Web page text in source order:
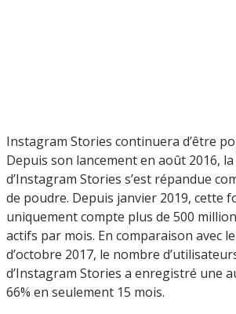
Instagram Stories continuera d’être
Depuis son lancement en août 2016,
d’Instagram Stories s’est répandue
de poudre. Depuis janvier 2019, cette
uniquement compte plus de 500
actifs par mois. En comparaison avec
d’octobre 2017, le nombre
d’Instagram Stories a enregistré une
66% en seulement 15 mois.